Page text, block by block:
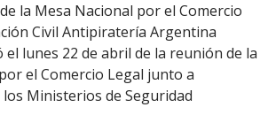
la Mesa Nacional por el Comercio
Civil Antipiratería Argentina
el lunes 22 de abril de la reunión de la
el Comercio Legal junto a
Ministerios de Seguridad